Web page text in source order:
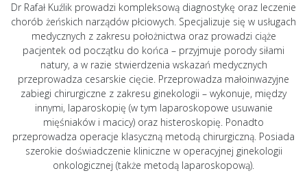
Dr Rafał Kuźlik prowadzi kompleksową diagnostykę oraz leczenie
chorób żeńskich narządów płciowych. Specjalizuje się w usługach
medycznych z zakresu położnictwa oraz prowadzi ciąże
pacjentek od początku do końca – przyjmuje porody siłami
natury, a w razie stwierdzenia wskazań medycznych
przeprowadza cesarskie cięcie. Przeprowadza małoinwazyjne
zabiegi chirurgiczne z zakresu ginekologii – wykonuje, między
innymi, laparoskopię (w tym laparoskopowe usuwanie
mięśniaków i macicy) oraz histeroskopię. Ponadto
przeprowadza operacje klasyczną metodą chirurgiczną. Posiada
szerokie doświadczenie kliniczne w operacyjnej ginekologii
onkologicznej (także metodą laparoskopową).